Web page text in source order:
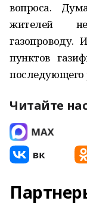
вопроса.
жителей
пунктов
последующего
Читайте